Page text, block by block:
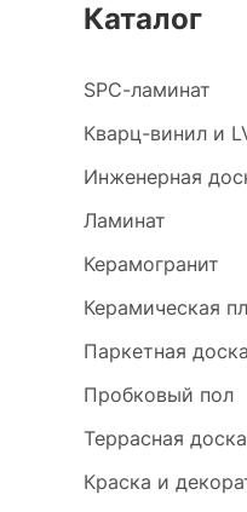
Каталог
SPC-ламинат
Кварц-винил и
Инженерная
Ламинат
Керамогранит
Керамическая
Паркетная доска
Пробковый пол
Террасная доска
Краска и